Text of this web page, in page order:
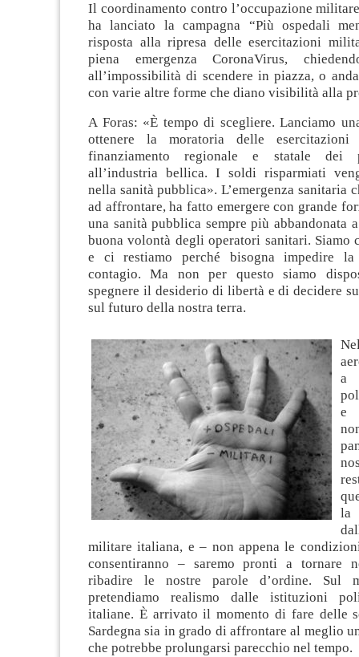
Il coordinamento contro l’occupazione
ha lanciato la campagna “Più ospedali
risposta alla ripresa delle esercitazioni
piena emergenza CoronaVirus,
all’impossibilità di scendere in piazza, o
con varie altre forme che diano visibilità alla
A Foras: «È tempo di scegliere. Lanciamo
ottenere la moratoria delle
finanziamento regionale e statale dei
all’industria bellica. I soldi risparmiati
nella sanità pubblica». L’emergenza sanitaria
ad affrontare, ha fatto emergere con grande
una sanità pubblica sempre più abbandonata
buona volontà degli operatori sanitari. Siamo
e ci restiamo perché bisogna impedire
contagio. Ma non per questo siamo
spegnere il desiderio di libertà e di decidere
sul futuro della nostra terra.
a
e
la
militare italiana, e – non appena le
consentiranno – saremo pronti a tornare
ribadire le nostre parole d’ordine. Sul
pretendiamo realismo dalle istituzioni
italiane. È arrivato il momento di fare delle
Sardegna sia in grado di affrontare al meglio
che potrebbe prolungarsi parecchio nel tempo.